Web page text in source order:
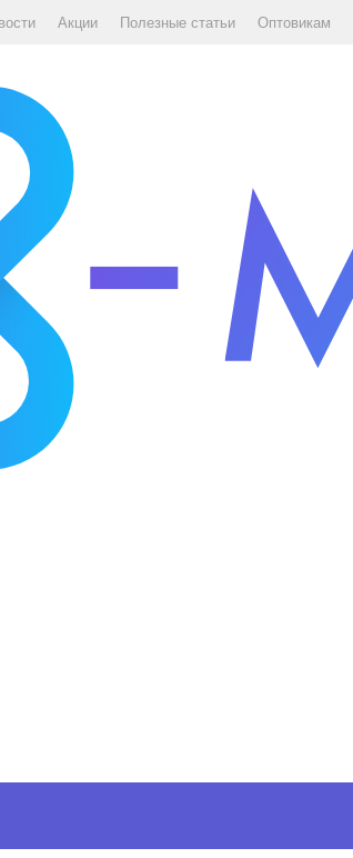
Акции Полезные статьи Оптовикам